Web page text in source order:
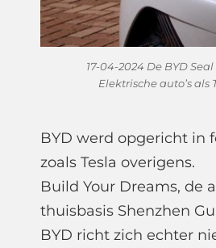
17-04-2024 De BYD
Elektrische auto’s als
BYD werd opgericht in
zoals Tesla overigens.
Build Your Dreams, de
thuisbasis Shenzhen
BYD richt zich echter